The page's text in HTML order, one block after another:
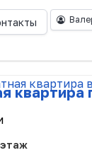
квартира